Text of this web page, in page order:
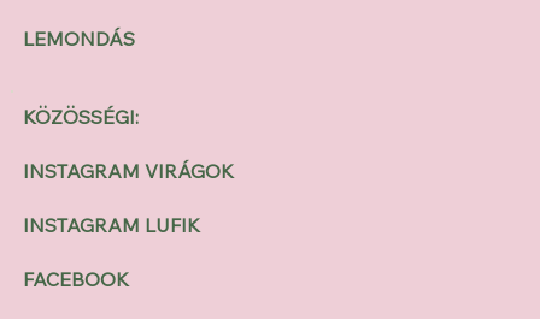
LEMONDÁS
KÖZÖSSÉGI:
INSTAGRAM VIRÁGOK
INSTAGRAM LUFIK
FACEBOOK